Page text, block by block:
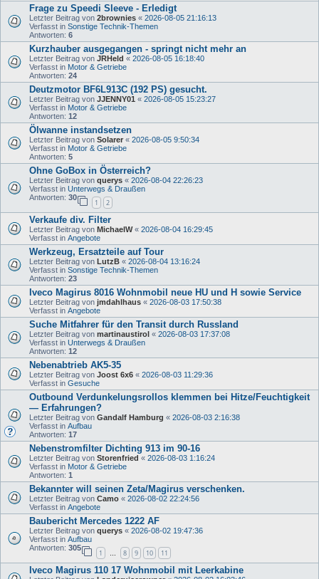
Frage zu Speedi Sleeve - Erledigt
Letzter Beitrag von 2brownies « 2026-08-05 21:16:13
Verfasst in Sonstige Technik-Themen
Antworten: 6
Kurzhauber ausgegangen - springt nicht mehr an
Letzter Beitrag von JRHeld « 2026-08-05 16:18:40
Verfasst in Motor & Getriebe
Antworten: 24
Deutzmotor BF6L913C (192 PS) gesucht.
Letzter Beitrag von JJENNY01 « 2026-08-05 15:23:27
Verfasst in Motor & Getriebe
Antworten: 12
Ölwanne instandsetzen
Letzter Beitrag von Solarer « 2026-08-05 9:50:34
Verfasst in Motor & Getriebe
Antworten: 5
Ohne GoBox in Österreich?
Letzter Beitrag von querys « 2026-08-04 22:26:23
Verfasst in Unterwegs & Draußen
Antworten: 30
1 2
Verkaufe div. Filter
Letzter Beitrag von MichaelW« 2026-08-04 16:29:45
Verfasst in Angebote
Werkzeug, Ersatzteile auf Tour
Letzter Beitrag von LutzB « 2026-08-04 13:16:24
Verfasst in Sonstige Technik-Themen
Antworten: 23
Iveco Magirus 8016 Wohnmobil neue HU und H sowie Service
Letzter Beitrag von jmdahlhaus « 2026-08-03 17:50:38
Verfasst in Angebote
Suche Mitfahrer für den Transit durch Russland
Letzter Beitrag von martinaustirol « 2026-08-03 17:37:08
Verfasst in Unterwegs & Draußen
Antworten: 12
Nebenabtrieb AK5-35
Letzter Beitrag von Joost 6x6 « 2026-08-03 11:29:36
Verfasst in Gesuche
Outbound Verdunkelungsrollos klemmen bei Hitze/Feuchtigkeit
— Erfahrungen?
Letzter Beitrag von Gandalf Hamburg « 2026-08-03 2:16:38
Verfasst in Aufbau
Antworten: 17
Nebenstromfilter Dichting 913 im 90-16
Letzter Beitrag von Storenfried « 2026-08-03 1:16:24
Verfasst in Motor & Getriebe
Antworten: 1
Bekannter will seinen Zeta/Magirus verschenken.
Letzter Beitrag von Camo « 2026-08-02 22:24:56
Verfasst in Angebote
Baubericht Mercedes 1222 AF
Letzter Beitrag von querys « 2026-08-02 19:47:36
Verfasst in Aufbau
Antworten: 305
1 … 8 9 10 11
Iveco Magirus 110 17 Wohnmobil mit Leerkabine